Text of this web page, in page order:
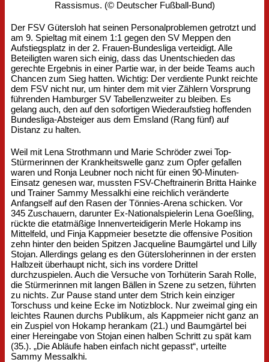
Der FSV Gütersloh hat seinen Personalproblemen getrotzt und
am 9. Spieltag mit einem 1:1 gegen den SV Meppen den
Aufstiegsplatz in der 2. Frauen-Bundesliga verteidigt. Alle
Beteiligten waren sich einig, dass das Unentschieden das
gerechte Ergebnis in einer Partie war, in der beide Teams auch
Chancen zum Sieg hatten. Wichtig: Der verdiente Punkt reichte
dem FSV nicht nur, um hinter dem mit vier Zählern Vorsprung
führenden Hamburger SV Tabellenzweiter zu bleiben. Es
gelang auch, den auf den sofortigen Wiederaufstieg hoffenden
Bundesliga-Absteiger aus dem Emsland (Rang fünf) auf
Distanz zu halten.
Weil mit Lena Strothmann und Marie Schröder zwei Top-
Stürmerinnen der Krankheitswelle ganz zum Opfer gefallen
waren und Ronja Leubner noch nicht für einen 90-Minuten-
Einsatz genesen war, mussten FSV-Cheftrainerin Britta Hainke
und Trainer Sammy Messalkhi eine reichlich veränderte
Anfangself auf den Rasen der Tönnies-Arena schicken. Vor
345 Zuschauern, darunter Ex-Nationalspielerin Lena Goeßling,
rückte die etatmäßige Innenverteidigerin Merle Hokamp ins
Mittelfeld, und Finja Kappmeier besetzte die offensive Position
zehn hinter den beiden Spitzen Jacqueline Baumgärtel und Lilly
Stojan. Allerdings gelang es den Gütersloherinnen in der ersten
Halbzeit überhaupt nicht, sich ins vordere Drittel
durchzuspielen. Auch die Versuche von Torhüterin Sarah Rolle,
die Stürmerinnen mit langen Bällen in Szene zu setzen, führten
zu nichts. Zur Pause stand unter dem Strich kein einziger
Torschuss und keine Ecke im Notizblock. Nur zweimal ging ein
leichtes Raunen durchs Publikum, als Kappmeier nicht ganz an
ein Zuspiel von Hokamp herankam (21.) und Baumgärtel bei
einer Hereingabe von Stojan einen halben Schritt zu spät kam
(35.). „Die Abläufe haben einfach nicht gepasst“, urteilte
Sammy Messalkhi.